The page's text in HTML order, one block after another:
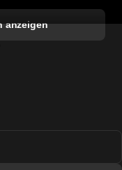
anzeigen